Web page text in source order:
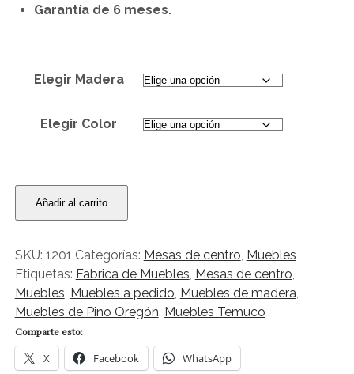
Garantía de 6 meses.
Elegir Madera
Elegir Color
modelo
chasconeado
cantidad
Añadir al carrito
SKU: 1201 Categorías: Mesas de centro, Muebles
Etiquetas: Fabrica de Muebles, Mesas de centro,
Muebles, Muebles a pedido, Muebles de madera,
Muebles de Pino Oregón, Muebles Temuco
Comparte esto:
X Facebook WhatsApp